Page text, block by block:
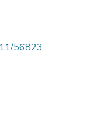
56823